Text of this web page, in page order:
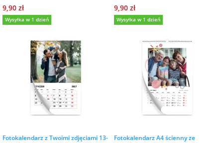
na wieczór
kawalerski
9,90 zł
Wysyłka w 1 dzień
9,90 zł
Wysyłka w 1 dzień
Fotokalendarz z Twoimi zdjęciami 13-
Fotokalendarz A4 ścienny ze